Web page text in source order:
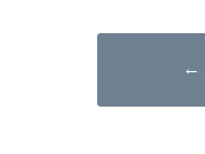
Post
←